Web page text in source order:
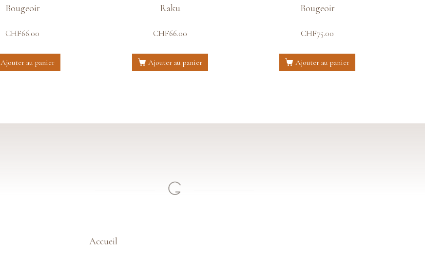
Bougeoir
CHF66.00
Ajouter au panier
Raku
CHF66.00
Ajouter au panier
Bougeoir
CHF75.00
Ajouter au panier
Accueil